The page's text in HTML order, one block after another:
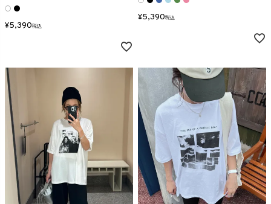
¥5,390税込
¥5,390税込